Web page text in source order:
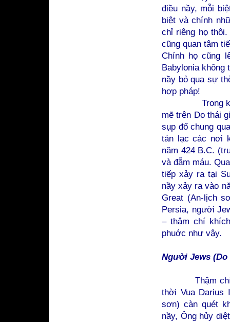
điều nầy, mỗi
biệt và chính
chỉ riêng họ
cũng quan tâm
Chính họ cũng
Babylonia
nầy bỏ qua sự
hợp pháp!
Trong khi tất
mẽ trên Do thái
sụp đổ chung
tản lạc các nơi
năm 424 B.C.
và đẫm máu.
tiếp xảy ra tại
nầy xảy ra vào
Great (An-lịch
Persia, người
– thậm chí
phuớc như vậy.
Người Jews
Thậm chí
thời Vua Darius
sơn) càn quét
nầy, Ông hủy